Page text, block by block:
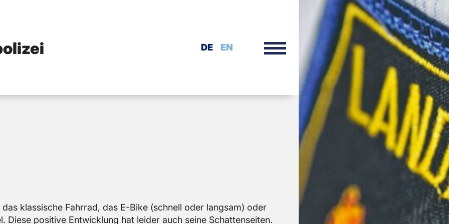
DE EN
klas­si­sche Fahr­rad, das E-Bike (schnell oder lang­sam) oder
po­si­ti­ve Ent­wick­lung hat lei­der auch seine Schat­ten­sei­ten.